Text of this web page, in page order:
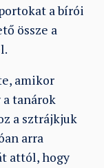
a bírói
össze a
amikor
a tanárok
a sztrájkjuk
arra
attól, hogy